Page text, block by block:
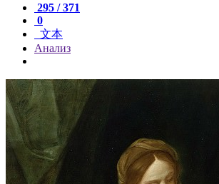
295 / 371
0
文本
Анализ